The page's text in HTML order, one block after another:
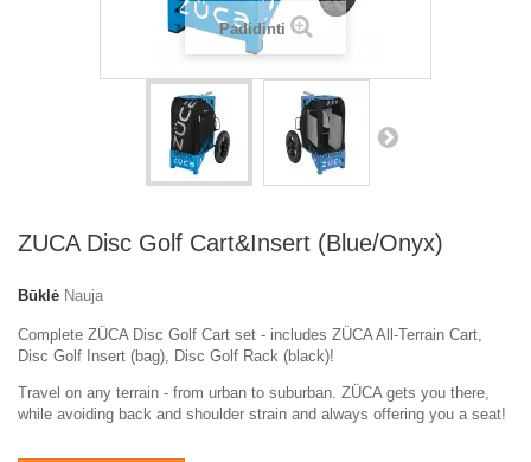
Padidinti
ZUCA Disc Golf Cart&Insert (Blue/Onyx)
Būklė Nauja
Complete ZÜCA Disc Golf Cart set - includes ZÜCA All-Terrain Cart,
Disc Golf Insert (bag), Disc Golf Rack (black)!
Travel on any terrain - from urban to suburban. ZÜCA gets you there,
while avoiding back and shoulder strain and always offering you a seat!